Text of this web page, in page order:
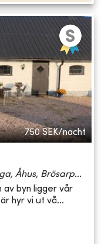
750 SEK/nacht
Åhus, Brösarp...
av byn ligger vår
hyr vi ut vå...